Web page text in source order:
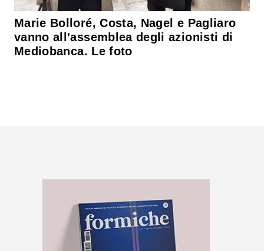
Marie Bolloré, Costa, Nagel e Pagliaro
vanno all'assemblea degli azionisti di
Mediobanca. Le foto